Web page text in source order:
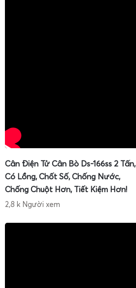
Cân Điện Tử Cân Bò Ds-166ss 2 Tấn,
Có Lồng, Chốt Số, Chống Nước,
Chống Chuột Hơn, Tiết Kiệm Hơn!
2,8 k Người xem